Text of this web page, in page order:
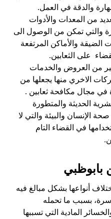
والدقة في العمل.
من المعدات والأدوات
والتي تمكن من الوصول الى
الضيقة والأماكن المرتفعة
على الثعابين.
من العروض والخدمات
الاخري منها يجعلها من
في مجال مكافحة ثعابين .
الحديثة والمتطورة
الإنسان والبيئة والتي لا
في القضاء التام
بابوظبي
أنواعها بشكل مبالغ فيه
بسبب ما تحمله
المادية التي تسببها